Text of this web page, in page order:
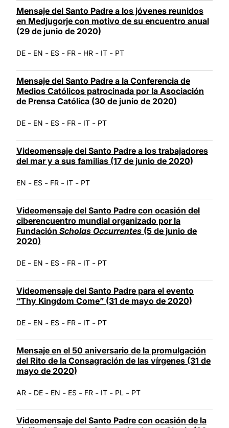
Mensaje del Santo Padre a los jóvenes reunidos
en Medjugorje con motivo de su encuentro anual
(29 de junio de 2020)
DE - EN - ES - FR - HR - IT - PT
Mensaje del Santo Padre a la Conferencia de
Medios Católicos patrocinada por la Asociación
de Prensa Católica (30 de junio de 2020)
DE - EN - ES - FR - IT - PT
Videomensaje del Santo Padre a los trabajadores
del mar y a sus familias (17 de junio de 2020)
EN - ES - FR - IT - PT
Videomensaje del Santo Padre con ocasión del
ciberencuentro mundial organizado por la
Fundación Scholas Occurrentes (5 de junio de
2020)
DE - EN - ES - FR - IT - PT
Videomensaje del Santo Padre para el evento
“Thy Kingdom Come” (31 de mayo de 2020)
DE - EN - ES - FR - IT - PT
Mensaje en el 50 aniversario de la promulgación
del Rito de la Consagración de las vírgenes (31 de
mayo de 2020)
AR - DE - EN - ES - FR - IT - PL - PT
Videomensaje del Santo Padre con ocasión de la